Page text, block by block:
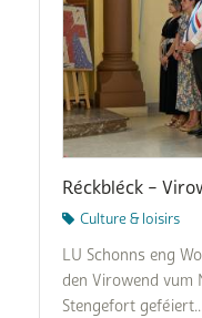
Réckbléck –
Culture & loisirs
LU Schonns eng
den Virowend vum
Stengefort